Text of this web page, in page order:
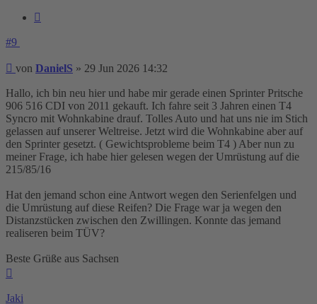
#9
Beitrag
von DanielS » 29 Jun 2026 14:32
Hallo, ich bin neu hier und habe mir gerade einen Sprinter Pritsche
906 516 CDI von 2011 gekauft. Ich fahre seit 3 Jahren einen T4
Syncro mit Wohnkabine drauf. Tolles Auto und hat uns nie im Stich
gelassen auf unserer Weltreise. Jetzt wird die Wohnkabine aber auf
den Sprinter gesetzt. ( Gewichtsprobleme beim T4 ) Aber nun zu
meiner Frage, ich habe hier gelesen wegen der Umrüstung auf die
215/85/16
Hat den jemand schon eine Antwort wegen den Serienfelgen und
die Umrüstung auf diese Reifen? Die Frage war ja wegen den
Distanzstücken zwischen den Zwillingen. Konnte das jemand
realiseren beim TÜV?
Beste Grüße aus Sachsen
Jaki